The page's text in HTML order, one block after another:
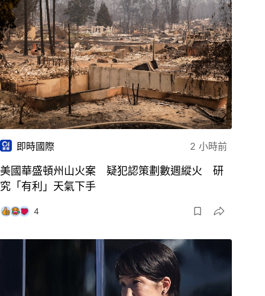
即時國際 2 小時前
美國華盛頓州山火案 疑犯認策劃數週縱火 研
究「有利」天氣下手
4